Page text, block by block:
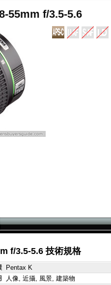
55mm f/3.5-5.6
f/3.5-5.6 技術規格
Pentax K
人像, 近攝, 風景, 建築物